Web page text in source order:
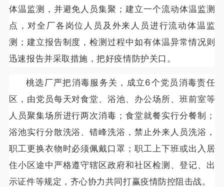
体温监测，并避免人员集聚；建立一个流动体温监测
点，对全厂各岗位人员及外来人员进行流动体温监
测；建立报告制度，检测过程中如有体温异常情况则
迅速报告并采取措施，把好疫情防护关口。
桃选厂严把消毒服务关，成立6个党员消毒责任
区，由党员每天对食堂、浴池、办公场所、班前室等
人员聚集场所进行两次消毒；食堂就餐实行分餐制；
浴池实行分散洗浴、错峰洗浴，禁止外来人员洗浴，
职工更换衣物时必须佩戴口罩；职工上下班或出入居
住小区途中严格遵守辖区政府和社区检测、登记、出
示证件等规定，齐心协力共同打赢疫情防控阻击战。